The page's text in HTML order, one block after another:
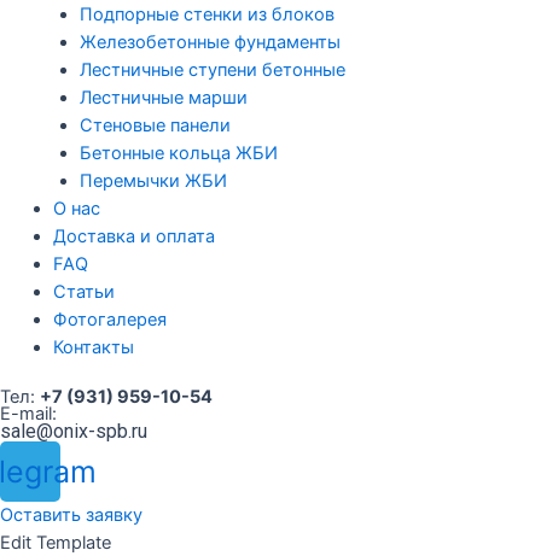
Подпорные стенки из блоков
Железобетонные фундаменты
Лестничные ступени бетонные
Лестничные марши
Стеновые панели
Бетонные кольца ЖБИ
Перемычки ЖБИ
О нас
Доставка и оплата
FAQ
Статьи
Фотогалерея
Контакты
Тел: +7 (931) 959-10-54
E-mail:
sale@onix-spb.ru
Оставить заявку
Edit Template